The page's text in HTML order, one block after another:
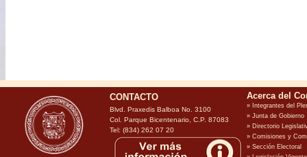
CONTACTO
Blvd. Praxedis Balboa No. 3100
Col. Parque Bicentenario, C.P. 87083
Tel: (834) 262 07 20